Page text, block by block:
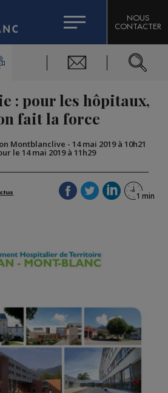
DE L'EXPERT
CITIZEN MACHINERY
DOMAINES SKIABLES
BIGARD
DU MONT-BLANC
NOUS
CONTACTER
: pour les hôpitaux,
fait la force
Montblanclive - 14 mai 2019 à 10h21
le 14 mai 2019 à 11h29